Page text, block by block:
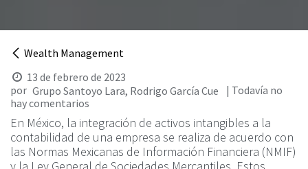
Wealth Management
13 de febrero de 2023
por Grupo Santoyo Lara, Rodrigo García Cue
| Todavía no
hay comentarios
En México, la integración de activos intangibles a la
contabilidad de una empresa se realiza de acuerdo con
las Normas Mexicanas de Información Financiera (NMIF)